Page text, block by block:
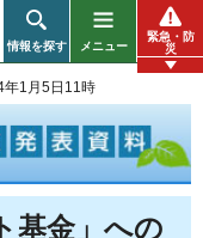
情報を探す メニュー
緊急・防
災
年1月5日11時
基金」への